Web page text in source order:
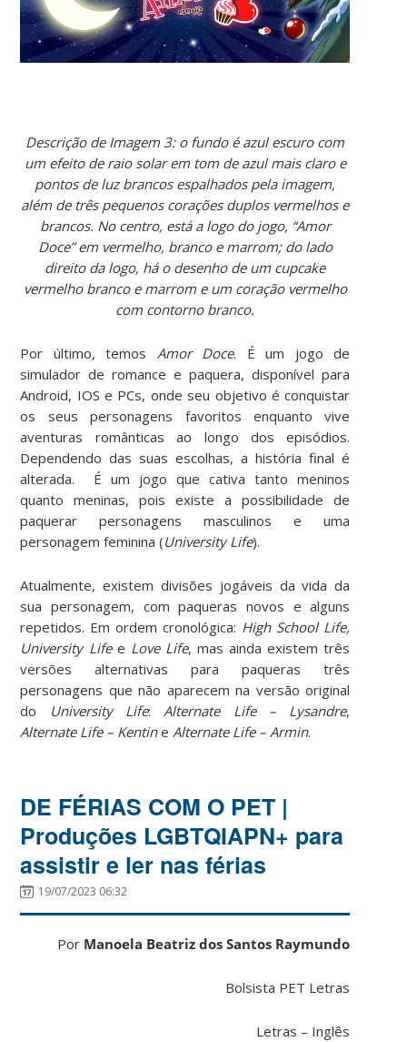
Descrição de Imagem 3: o fundo é azul escuro com
um efeito de raio solar em tom de azul mais claro e
pontos de luz brancos espalhados pela imagem,
além de três pequenos corações duplos vermelhos e
brancos. No centro, está a logo do jogo, “Amor
Doce” em vermelho, branco e marrom; do lado
direito da logo, há o desenho de um cupcake
vermelho branco e marrom e um coração vermelho
com contorno branco.
Por último, temos Amor Doce. É um jogo de
simulador de romance e paquera, disponível para
Android, IOS e PCs, onde seu objetivo é conquistar
os seus personagens favoritos enquanto vive
aventuras românticas ao longo dos episódios.
Dependendo das suas escolhas, a história final é
alterada. É um jogo que cativa tanto meninos
quanto meninas, pois existe a possibilidade de
paquerar personagens masculinos e uma
personagem feminina (University Life).
Atualmente, existem divisões jogáveis da vida da
sua personagem, com paqueras novos e alguns
repetidos. Em ordem cronológica: High School Life,
University Lifee Love Life, mas ainda existem três
versões alternativas para paqueras três
personagens que não aparecem na versão original
do
University Life:Alternate Life – Lysandre,
Alternate Life – KentineAlternate Life – Armin.
DE FÉRIAS COM O PET |
Produções LGBTQIAPN+ para
assistir e ler nas férias
19/07/2023 06:32
Por Manoela Beatriz dos Santos Raymundo
Bolsista PET Letras
Letras – Inglês